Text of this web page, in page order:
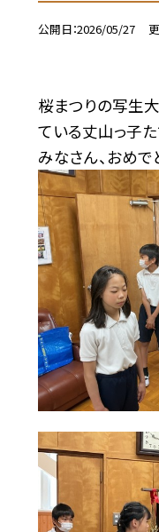
公開日 2026/05/27
桜まつりの写生
ている丈山っ子
みなさん、おめで